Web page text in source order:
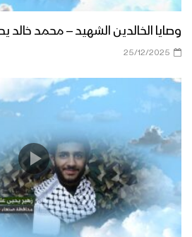
وصايا الخالدين الشهيد – محمد خالد
25/12/2025